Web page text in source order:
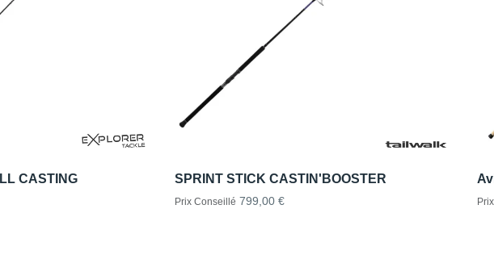
CASTING SPRINT STICK CASTIN'BOOSTER
Prix Conseillé 799,00 €